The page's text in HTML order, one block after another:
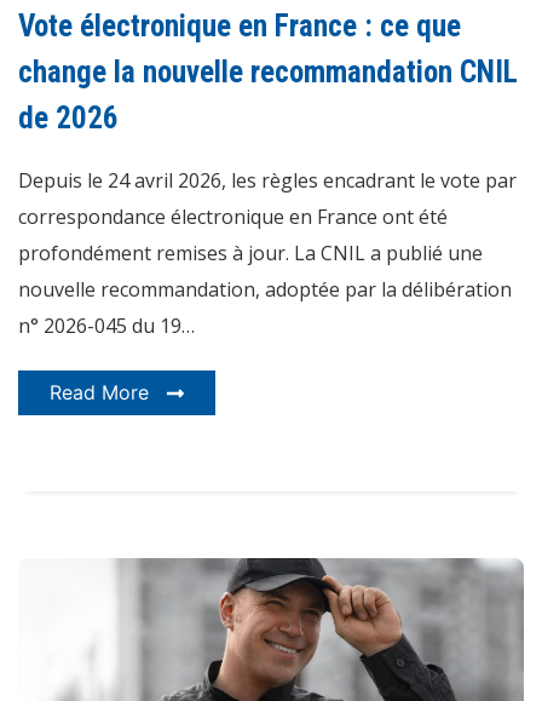
en
France
que
de
2026
Vote électronique en France : ce que
change la nouvelle recommandation CNIL
de 2026
Depuis le 24 avril 2026, les règles encadrant le vote par
correspondance électronique en France ont été
profondément remises à jour. La CNIL a publié une
nouvelle recommandation, adoptée par la délibération
n° 2026-045 du 19…
Read More